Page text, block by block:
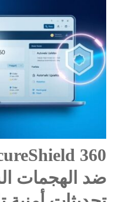
ضد الهجمات